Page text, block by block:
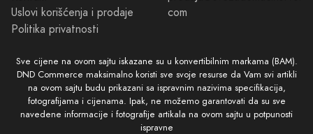
Uslovi korišćenja i prodaje
Politika privatnosti
com
Sve cijene na ovom sajtu iskazane su u konvertibilnim markama (BAM).
DND Commerce maksimalno koristi sve svoje resurse da Vam svi artikli
na ovom sajtu budu prikazani sa ispravnim nazivima specifikacija,
fotografijama i cijenama. Ipak, ne možemo garantovati da su sve
navedene informacije i fotografije artikala na ovom sajtu u potpunosti
ispravne